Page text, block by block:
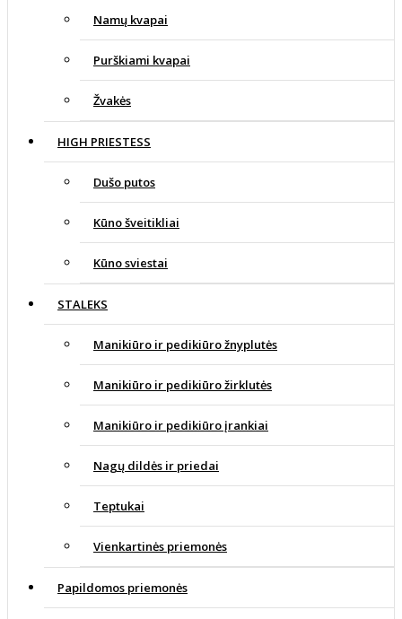
Namų kvapai
Purškiami kvapai
Žvakės
HIGH PRIESTESS
Dušo putos
Kūno šveitikliai
Kūno sviestai
STALEKS
Manikiūro ir pedikiūro žnyplutės
Manikiūro ir pedikiūro žirklutės
Manikiūro ir pedikiūro įrankiai
Nagų dildės ir priedai
Teptukai
Vienkartinės priemonės
Papildomos priemonės